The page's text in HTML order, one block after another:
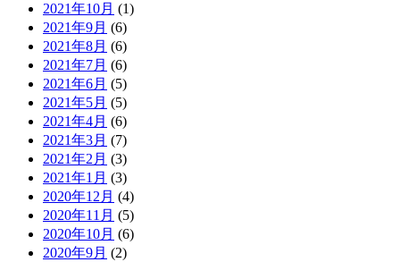
2021年10月 (1)
2021年9月 (6)
2021年8月 (6)
2021年7月 (6)
2021年6月 (5)
2021年5月 (5)
2021年4月 (6)
2021年3月 (7)
2021年2月 (3)
2021年1月 (3)
2020年12月 (4)
2020年11月 (5)
2020年10月 (6)
2020年9月 (2)